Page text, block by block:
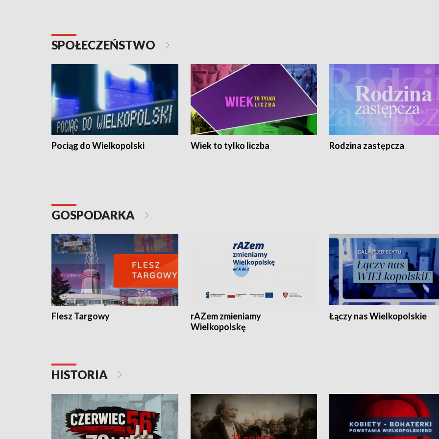
SPOŁECZEŃSTWO
Pociąg do Wielkopolski Wiek to tylko liczba Rodzina zastępcza
GOSPODARKA
Flesz Targowy
rAZem zmieniamy
Wielkopolskę
Łączy nas Wielkopolskie
HISTORIA